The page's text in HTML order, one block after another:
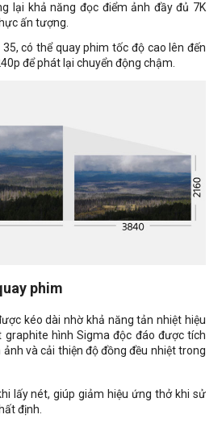
lại khả năng đọc điểm ảnh đầy đủ 7K
ấn tượng.
có thể quay phim tốc độ cao lên đến
để phát lại chuyển động chậm.
phim
kéo dài nhờ khả năng tản nhiệt hiệu
hình Sigma độc đáo được tích
ảnh và cải thiện độ đồng đều nhiệt trong
lấy nét, giúp giảm hiệu ứng thở khi sử
định.